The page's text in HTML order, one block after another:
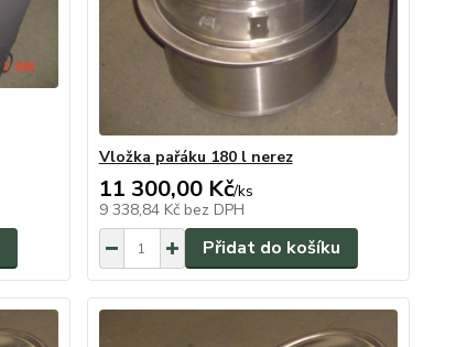
Vložka pařáku 180 l nerez
11 300,00 Kč/ks
9 338,84 Kč bez DPH
Přidat do košíku